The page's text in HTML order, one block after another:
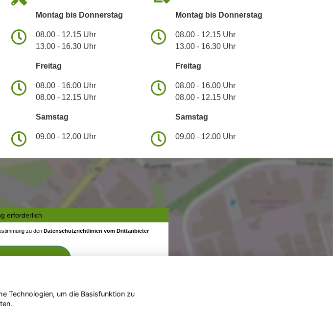
Montag bis Donnerstag
08.00 - 12.15 Uhr
13.00 - 16.30 Uhr
Freitag
08.00 - 16.00 Uhr
08.00 - 12.15 Uhr
Samstag
09.00 - 12.00 Uhr
Montag bis Donnerstag
08.00 - 12.15 Uhr
13.00 - 16.30 Uhr
Freitag
08.00 - 16.00 Uhr
08.00 - 12.15 Uhr
Samstag
09.00 - 12.00 Uhr
erforderlich
zu den Datenschutzrichtlinien vom Drittanbieter
aktivieren
Technologien, um die Basisfunktion zu